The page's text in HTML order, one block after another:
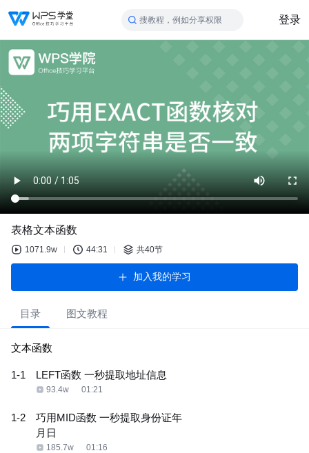
搜教程，例如分享权限 登录
表格文本函数
1071.9w 44:31 共40节
加入我的学习
目录 图文教程
文本函数
1-1 LEFT函数 一秒提取地址信息
93.4w 01:21
1-2
巧用MID函数 一秒提取身份证年
月日
185.7w 01:16